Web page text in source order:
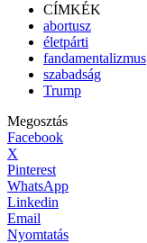
CÍMKÉK
abortusz
életpárti
fandamentalizmus
szabadság
Trump
Megosztás
Facebook
X
Pinterest
WhatsApp
Linkedin
Email
Nyomtatás